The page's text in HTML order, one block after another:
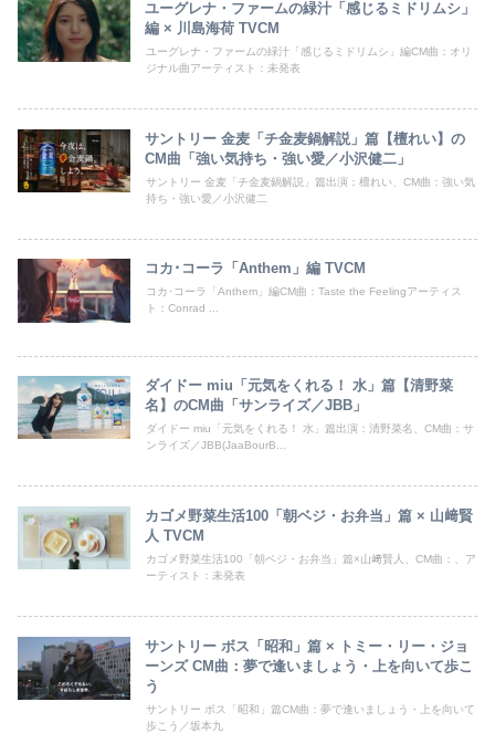
ユーグレナ・ファームの緑汁「感じるミドリムシ」
編 × 川島海荷 TVCM
ユーグレナ・ファームの緑汁「感じるミドリムシ」編CM曲：オリ
ジナル曲アーティスト：未発表
サントリー 金麦「チ金麦鍋解説」篇【檀れい】の
CM曲「強い気持ち・強い愛／小沢健二」
サントリー 金麦「チ金麦鍋解説」篇出演：檀れい、CM曲：強い気
持ち・強い愛／小沢健二
コカ･コーラ「Anthem」編 TVCM
コカ･コーラ「Anthem」編CM曲：Taste the Feelingアーティス
ト：Conrad ...
ダイドー miu「元気をくれる！ 水」篇【清野菜
名】のCM曲「サンライズ／JBB」
ダイドー miu「元気をくれる！ 水」篇出演：清野菜名、CM曲：サ
ンライズ／JBB(JaaBourB...
カゴメ野菜生活100「朝ベジ・お弁当」篇 × 山﨑賢
人 TVCM
カゴメ野菜生活100「朝ベジ・お弁当」篇×山﨑賢人、CM曲：、ア
ーティスト：未発表
サントリー ボス「昭和」篇 × トミー・リー・ジョ
ーンズ CM曲：夢で逢いましょう・上を向いて歩こ
う
サントリー ボス「昭和」篇CM曲：夢で逢いましょう・上を向いて
歩こう／坂本九